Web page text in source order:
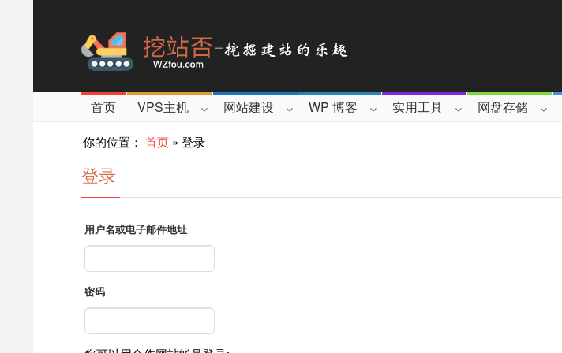
首页 VPS主机 网站建设 WP 博客 实用工具 网盘存储
你的位置： 首页 » 登录
登录
用户名或电子邮件地址
密码